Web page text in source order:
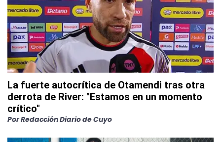
La fuerte autocrítica de Otamendi tras otra
derrota de River: "Estamos en un momento
crítico"
PorRedacción Diario de Cuyo